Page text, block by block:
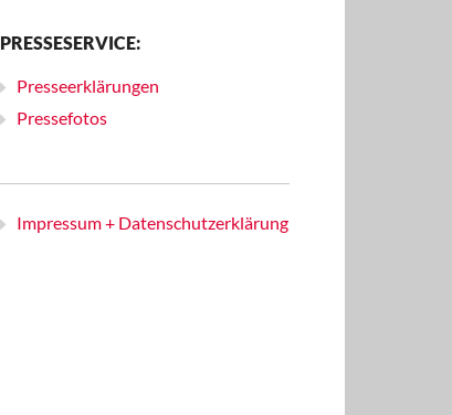
PRESSESERVICE:
Presseerklärungen
Pressefotos
Impressum + Datenschutzerklärung